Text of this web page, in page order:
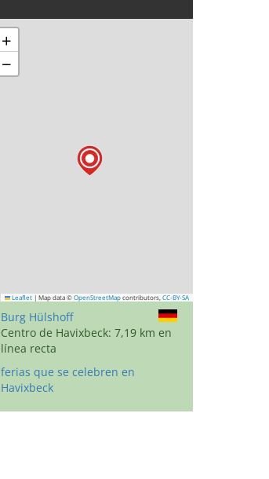
+
−
Leaflet | Map data © OpenStreetMap contributors, CC-BY-SA
Burg Hülshoff
Centro de Havixbeck: 7,19 km en
línea recta
ferias que se celebren en
Havixbeck